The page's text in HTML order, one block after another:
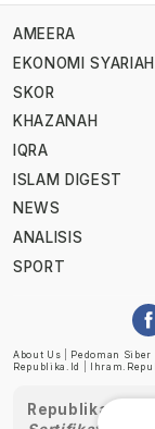
AMEERA
EKONOMI SYARIAH
SKOR
KHAZANAH
IQRA
ISLAM DIGEST
NEWS
ANALISIS
SPORT
About Us Pedoman Siber
Republika.id
Republika